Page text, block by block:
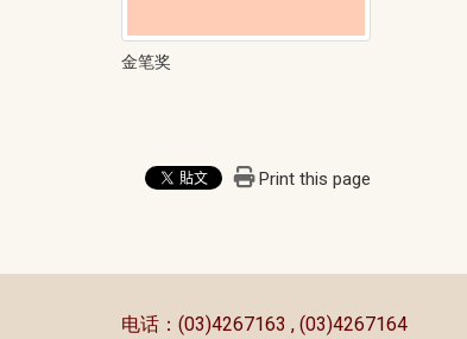
金笔奖
Print this page
电话：(03)4267163 , (03)4267164